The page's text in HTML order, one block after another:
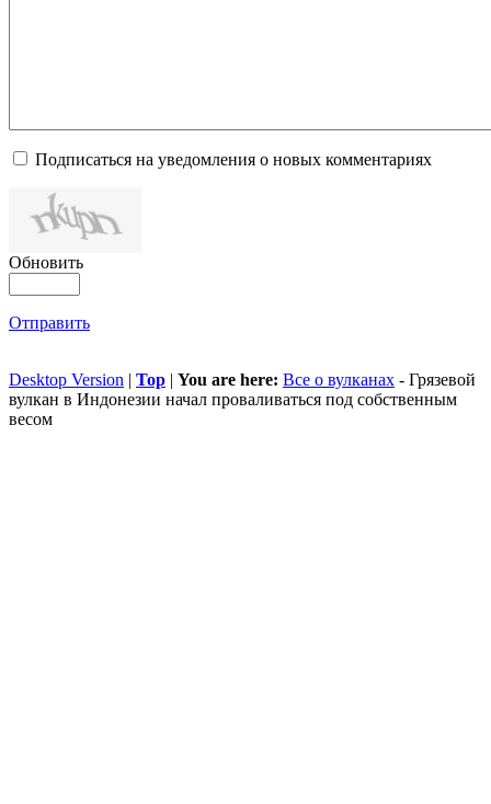
Подписаться на уведомления о новых комментариях
Обновить
Отправить
Desktop Version | Top | You are here: Все о вулканах - Грязевой
вулкан в Индонезии начал проваливаться под собственным
весом